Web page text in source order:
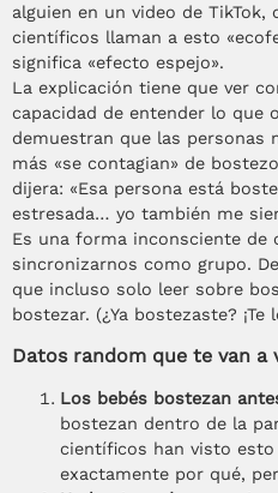
alguien en un video de
científicos llaman a esto
significa «efecto espejo».
La explicación tiene que ver
capacidad de entender lo que
demuestran que las personas
más «se contagian» de
dijera: «Esa persona está
estresada… yo también me
Es una forma inconsciente de
sincronizarnos como grupo.
que incluso solo leer sobre
bostezar. (¿Ya bostezaste? ¡Te
Datos random que te van a
Los bebés bostezan
bostezan dentro de la
científicos han visto esto
exactamente por qué,